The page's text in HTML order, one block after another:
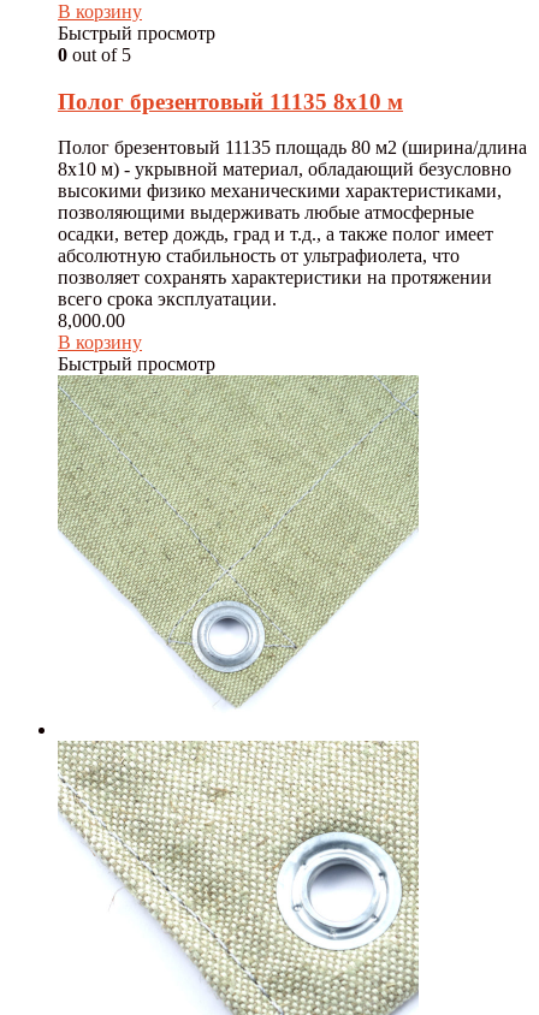
В корзину
Быстрый просмотр
0 out of 5
Полог брезентовый 11135 8х10 м
Полог брезентовый 11135 площадь 80 м2 (ширина/длина
8х10 м) - укрывной материал, обладающий безусловно
высокими физико механическими характеристиками,
позволяющими выдерживать любые атмосферные
осадки, ветер дождь, град и т.д., а также полог имеет
абсолютную стабильность от ультрафиолета, что
позволяет сохранять характеристики на протяжении
всего срока эксплуатации.
8,000.00
В корзину
Быстрый просмотр